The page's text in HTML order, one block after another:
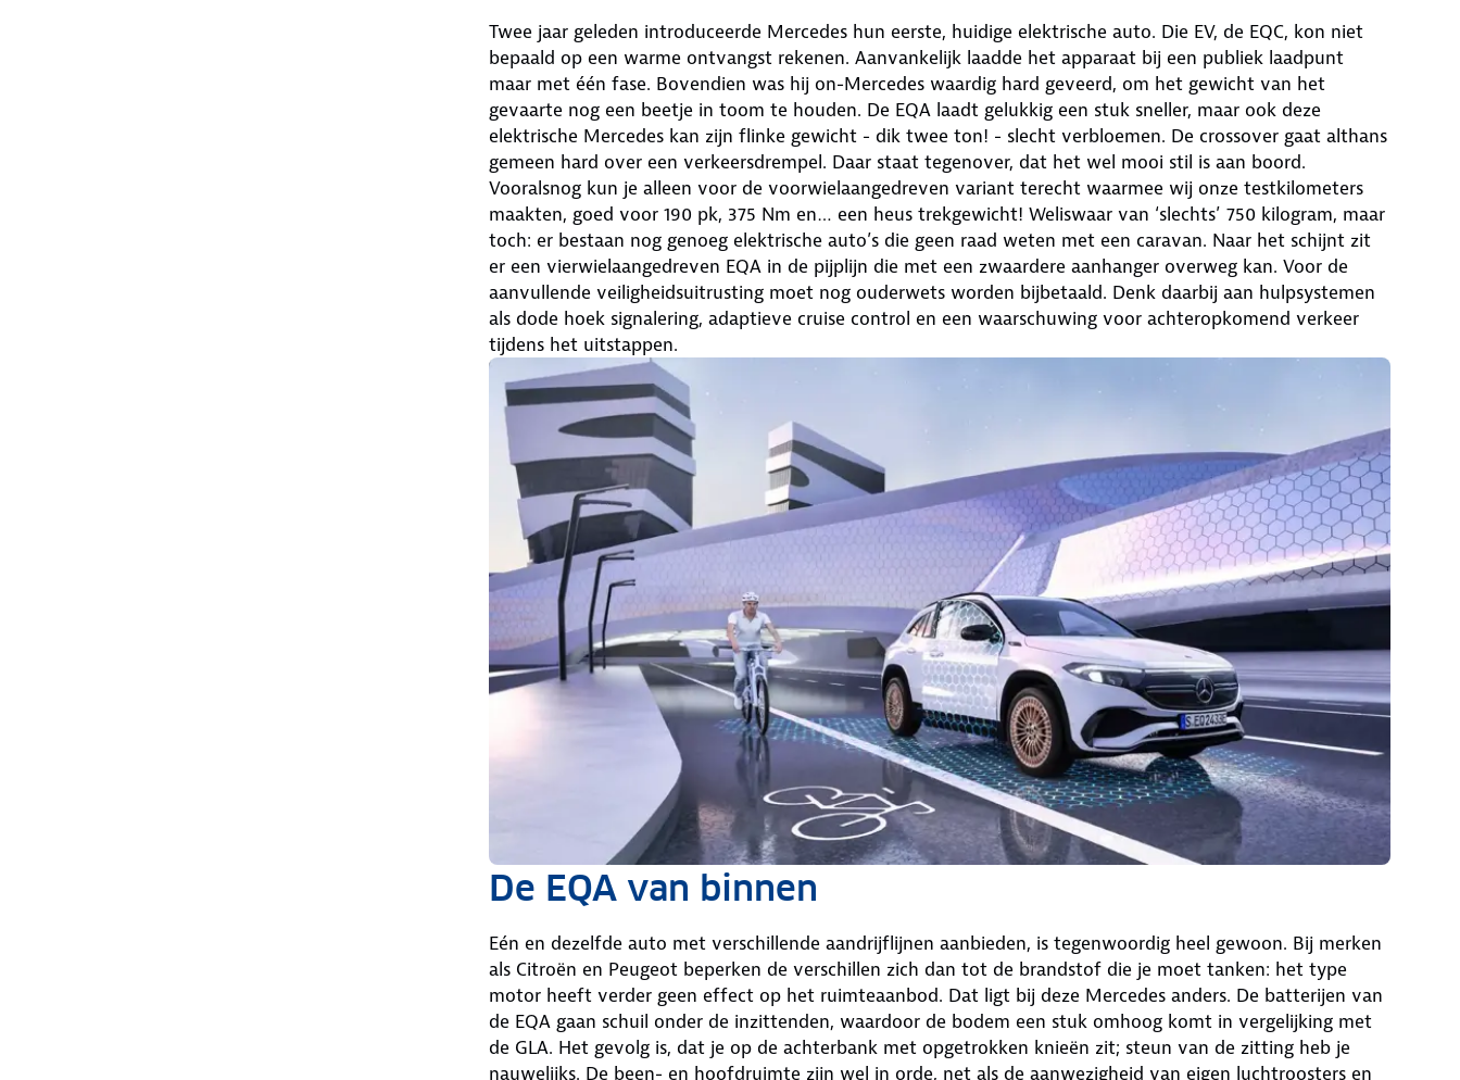
Twee jaar geleden introduceerde Mercedes hun eerste, huidige elektrische auto. Die EV, de EQC, kon niet
bepaald op een warme ontvangst rekenen. Aanvankelijk laadde het apparaat bij een publiek laadpunt
maar met één fase. Bovendien was hij on-Mercedes waardig hard geveerd, om het gewicht van het
gevaarte nog een beetje in toom te houden. De EQA laadt gelukkig een stuk sneller, maar ook deze
elektrische Mercedes kan zijn flinke gewicht - dik twee ton! - slecht verbloemen. De crossover gaat althans
gemeen hard over een verkeersdrempel. Daar staat tegenover, dat het wel mooi stil is aan boord.
Vooralsnog kun je alleen voor de voorwielaangedreven variant terecht waarmee wij onze testkilometers
maakten, goed voor 190 pk, 375 Nm en… een heus trekgewicht! Weliswaar van ‘slechts’ 750 kilogram, maar
toch: er bestaan nog genoeg elektrische auto’s die geen raad weten met een caravan. Naar het schijnt zit
er een vierwielaangedreven EQA in de pijplijn die met een zwaardere aanhanger overweg kan. Voor de
aanvullende veiligheidsuitrusting moet nog ouderwets worden bijbetaald. Denk daarbij aan hulpsystemen
als dode hoek signalering, adaptieve cruise control en een waarschuwing voor achteropkomend verkeer
tijdens het uitstappen.
De EQA van binnen
Eén en dezelfde auto met verschillende aandrijflijnen aanbieden, is tegenwoordig heel gewoon. Bij merken
als Citroën en Peugeot beperken de verschillen zich dan tot de brandstof die je moet tanken: het type
motor heeft verder geen effect op het ruimteaanbod. Dat ligt bij deze Mercedes anders. De batterijen van
de EQA gaan schuil onder de inzittenden, waardoor de bodem een stuk omhoog komt in vergelijking met
de GLA. Het gevolg is, dat je op de achterbank met opgetrokken knieën zit; steun van de zitting heb je
nauwelijks. De been- en hoofdruimte zijn wel in orde, net als de aanwezigheid van eigen luchtroosters en